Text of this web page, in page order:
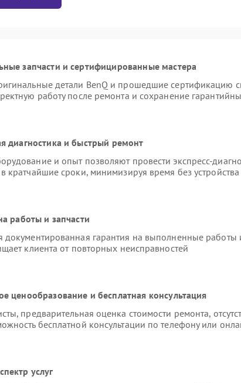
запчасти и сертифицированные мастера
детали BenQ и прошедшие сертификацию
работу после ремонта и сохранение
диагностика и быстрый ремонт
и опыт позволяют провести экспресс-
кратчайшие сроки, минимизируя время без устройства
работы и запчасти
документированная гарантия на выполненные работы
клиента от повторных неисправностей
ценообразование и бесплатная консультация
предварительная оценка стоимости ремонта,
бесплатной консультации по телефону или
услуг